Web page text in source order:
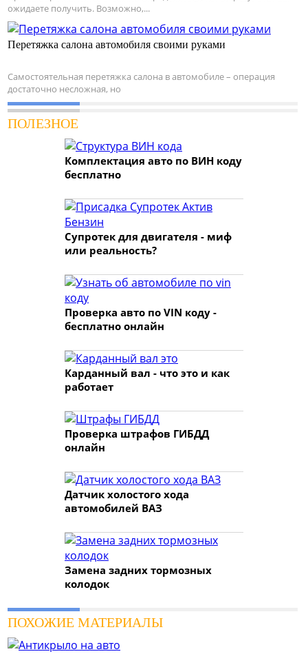
ожидаете получить. Возможно,...
Перетяжка салона автомобиля своими руками
Самостоятельная перетяжка салона в автомобиле – операция
достаточно несложная, но
ПОЛЕЗНОЕ
Комплектация авто по ВИН коду
бесплатно
Супротек для двигателя - миф
или реальность?
Проверка авто по VIN коду -
бесплатно онлайн
Карданный вал - что это и как
работает
Проверка штрафов ГИБДД
онлайн
Датчик холостого хода
автомобилей ВАЗ
Замена задних тормозных
колодок
ПОХОЖИЕ МАТЕРИАЛЫ